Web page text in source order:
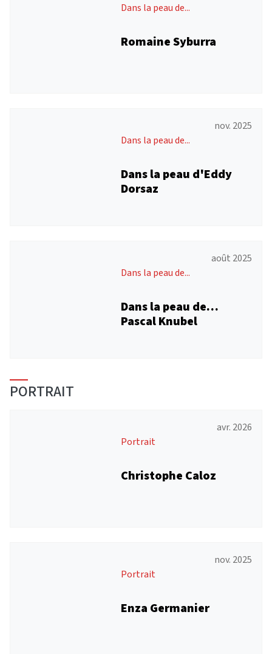
Dans la peau de...
Romaine Syburra
nov. 2025
Dans la peau de...
Dans la peau d'Eddy
Dorsaz
août 2025
Dans la peau de...
Dans la peau de…
Pascal Knubel
PORTRAIT
avr. 2026
Portrait
Christophe Caloz
nov. 2025
Portrait
Enza Germanier